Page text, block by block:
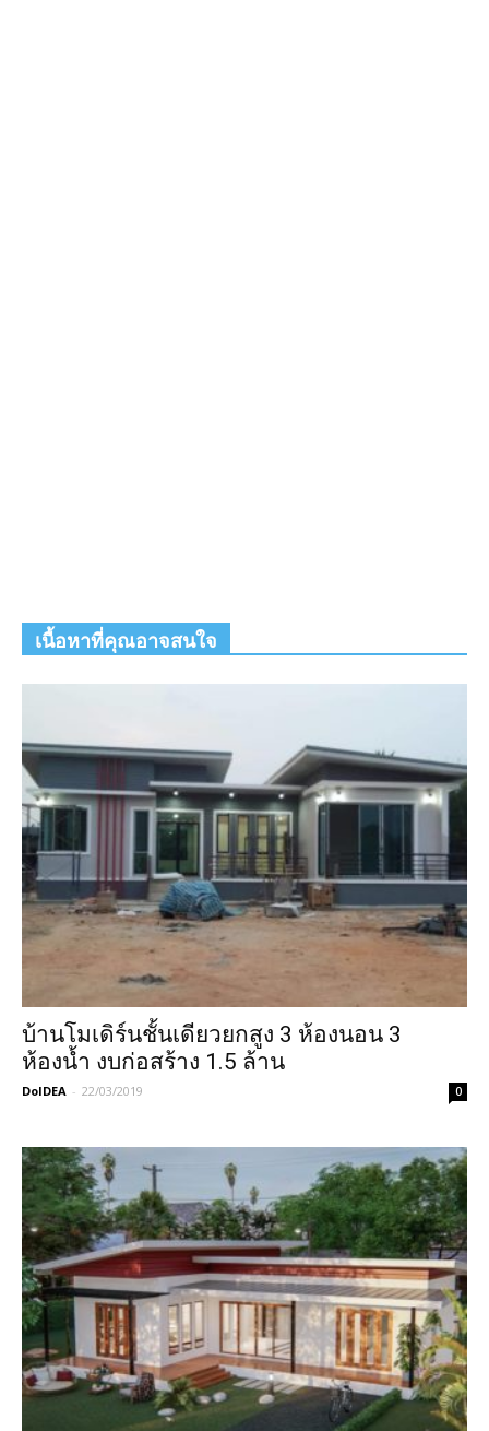
เนื้อหาที่คุณอาจสนใจ
บ้านโมเดิร์นชั้นเดียวยกสูง 3 ห้องนอน 3
ห้องน้ำ งบก่อสร้าง 1.5 ล้าน
DoIDEA - 22/03/2019 0